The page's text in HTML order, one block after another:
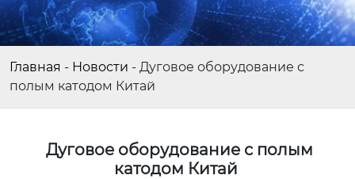
Главная - Новости - Дуговое оборудование с
полым катодом Китай
Дуговое оборудование с полым
катодом Китай